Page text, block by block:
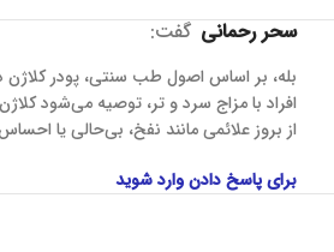
سحر رحمانی گفت:
بله، بر اساس اصول طب سنتی، پودر
افراد با مزاج سرد و تر، توصیه می‌شود
از بروز علائمی مانند نفخ، بی‌حالی یا
برای پاسخ دادن وارد شوید